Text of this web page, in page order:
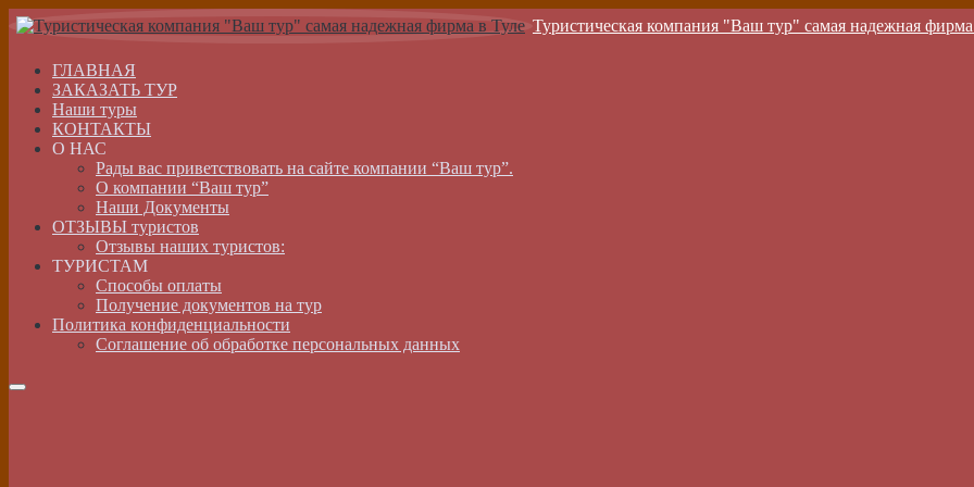
Туристическая компания "Ваш тур" самая надежная
ГЛАВНАЯ
ЗАКАЗАТЬ ТУР
Наши туры
КОНТАКТЫ
О НАС
Рады вас приветствовать на сайте компании “Ваш тур”.
О компании “Ваш тур”
Наши Документы
ОТЗЫВЫ туристов
Отзывы наших туристов:
ТУРИСТАМ
Способы оплаты
Получение документов на тур
Политика конфиденциальности
Соглашение об обработке персональных данных